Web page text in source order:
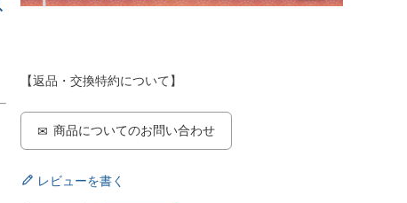
【返品・交換特約について】
商品についてのお問い合わせ
レビューを書く